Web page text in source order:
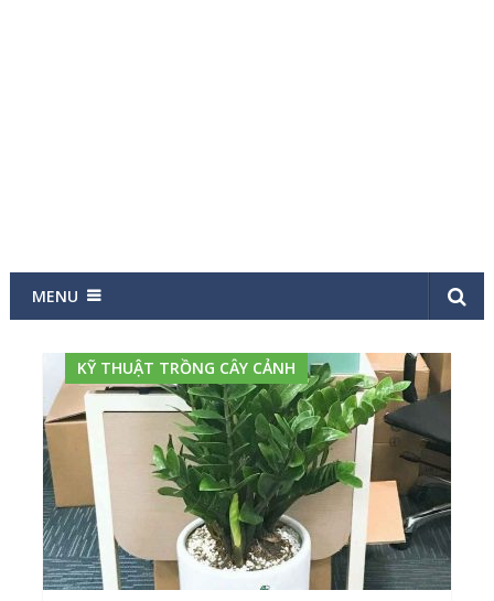
MENU
KỸ THUẬT TRỒNG CÂY CẢNH